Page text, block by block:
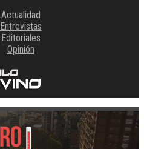
Actualidad
Entrevistas
Editoriales
Opinión